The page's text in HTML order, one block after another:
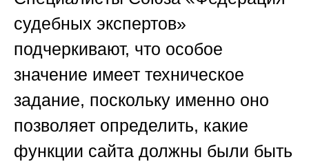
судебных экспертов»
подчеркивают, что особое
значение имеет техническое
задание, поскольку именно оно
позволяет определить, какие
функции сайта должны были быть